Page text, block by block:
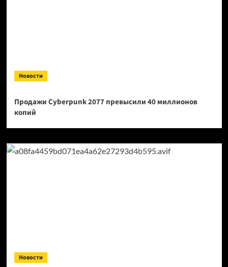
Новости
Продажи Cyberpunk 2077 превысили 40 миллионов
копий
Новости